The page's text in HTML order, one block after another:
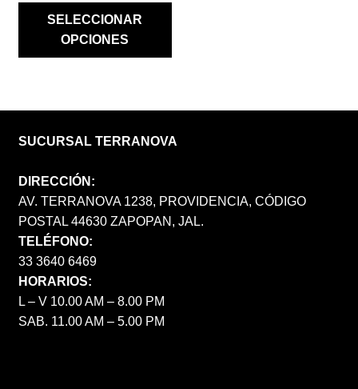
SELECCIONAR
OPCIONES
SUCURSAL TERRANOVA
DIRECCIÓN:
AV. TERRANOVA 1238, PROVIDENCIA, CÓDIGO
POSTAL 44630 ZAPOPAN, JAL.
TELÉFONO:
33 3640 6469
HORARIOS:
L – V 10.00 AM – 8.00 PM
SAB. 11.00 AM – 5.00 PM